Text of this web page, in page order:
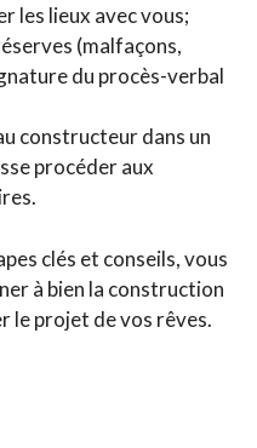
les lieux avec vous;
(malfaçons,
du procès-verbal
constructeur dans un
procéder aux
clés et conseils, vous
à bien la construction
le projet de vos rêves.